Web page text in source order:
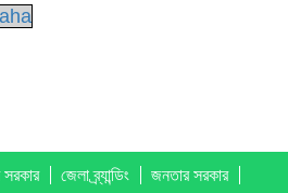
জেলা ব্র্যান্ডিং জনতার সরকার